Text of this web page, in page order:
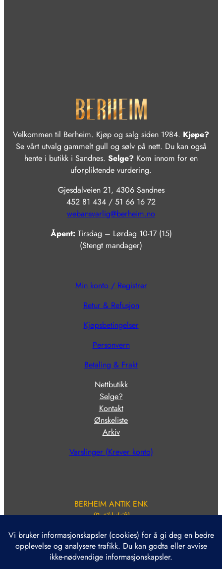
Velkommen til Berheim. Kjøp og salg siden 1984. Kjøpe?
Se vårt utvalg gammelt gull og sølv på nett. Du kan også
hente i butikk i Sandnes. Selge? Kom innom for en
uforpliktende vurdering.
Gjesdalveien 21, 4306 Sandnes
452 81 434 / 51 66 16 72
webansvarlig@berheim.no
Åpent: Tirsdag – Lørdag 10-17 (15)
(Stengt mandager)
Min konto / Registrer
Retur & Refusjon
Kjøpsbetingelser
Personvern
Betaling & Frakt
Nettbutikk
Selge?
Kontakt
Ønskeliste
Arkiv
Varslinger (Krever konto)
BERHEIM ANTIK ENK
(Butikkdrift)
Org.nr. NO 915 884 156
Kontonr. 1503 85 63812